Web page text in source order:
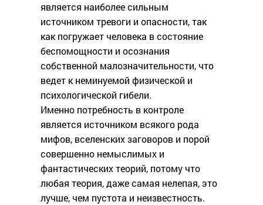
является наиболее сильным
источником тревоги и опасности, так
как погружает человека в состояние
беспомощности и осознания
собственной малозначительности, что
ведет к неминуемой физической и
психологической гибели.
Именно потребность в контроле
является источником всякого рода
мифов, вселенских заговоров и порой
совершенно немыслимых и
фантастических теорий, потому что
любая теория, даже самая нелепая, это
лучше, чем пустота и неизвестность.